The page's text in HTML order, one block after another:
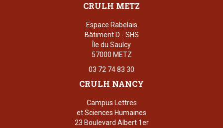
CRULH METZ
Espace Rabelais
Bâtiment D - SHS
Île du Saulcy
57000 METZ
03 72 74 83 30
CRULH NANCY
Campus Lettres
et Sciences Humaines
23 Boulevard Albert 1er